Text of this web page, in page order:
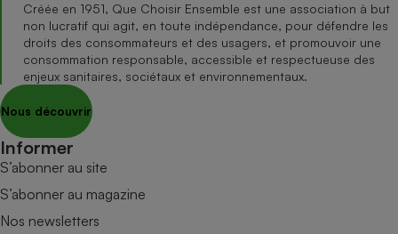
Créée en 1951, Que Choisir Ensemble est une association à but
non lucratif qui agit, en toute indépendance, pour défendre les
droits des consommateurs et des usagers, et promouvoir une
consommation responsable, accessible et respectueuse des
enjeux sanitaires, sociétaux et environnementaux.
Nous découvrir
Informer
S’abonner au site
S’abonner au magazine
Nos newsletters